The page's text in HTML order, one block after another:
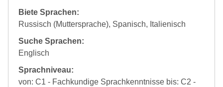
Biete Sprachen:
Russisch (Muttersprache), Spanisch, Italienisch
Suche Sprachen:
Englisch
Sprachniveau:
von: C1 - Fachkundige Sprachkenntnisse bis: C2 -